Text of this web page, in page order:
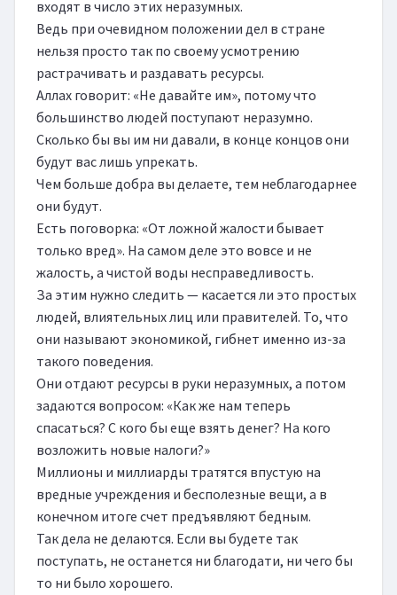
входят в число этих неразумных.
Ведь при очевидном положении дел в стране
нельзя просто так по своему усмотрению
растрачивать и раздавать ресурсы.
Аллах говорит: «Не давайте им», потому что
большинство людей поступают неразумно.
Сколько бы вы им ни давали, в конце концов они
будут вас лишь упрекать.
Чем больше добра вы делаете, тем неблагодарнее
они будут.
Есть поговорка: «От ложной жалости бывает
только вред». На самом деле это вовсе и не
жалость, а чистой воды несправедливость.
За этим нужно следить — касается ли это простых
людей, влиятельных лиц или правителей. То, что
они называют экономикой, гибнет именно из-за
такого поведения.
Они отдают ресурсы в руки неразумных, а потом
задаются вопросом: «Как же нам теперь
спасаться? С кого бы еще взять денег? На кого
возложить новые налоги?»
Миллионы и миллиарды тратятся впустую на
вредные учреждения и бесполезные вещи, а в
конечном итоге счет предъявляют бедным.
Так дела не делаются. Если вы будете так
поступать, не останется ни благодати, ни чего бы
то ни было хорошего.